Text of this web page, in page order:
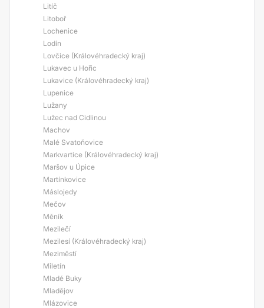
Litíč
Litoboř
Lochenice
Lodín
Lovčice (Královéhradecký kraj)
Lukavec u Hořic
Lukavice (Královéhradecký kraj)
Lupenice
Lužany
Lužec nad Cidlinou
Machov
Malé Svatoňovice
Markvartice (Královéhradecký kraj)
Maršov u Úpice
Martínkovice
Máslojedy
Mečov
Měník
Mezilečí
Mezilesí (Královéhradecký kraj)
Meziměstí
Miletín
Mladé Buky
Mladějov
Mlázovice